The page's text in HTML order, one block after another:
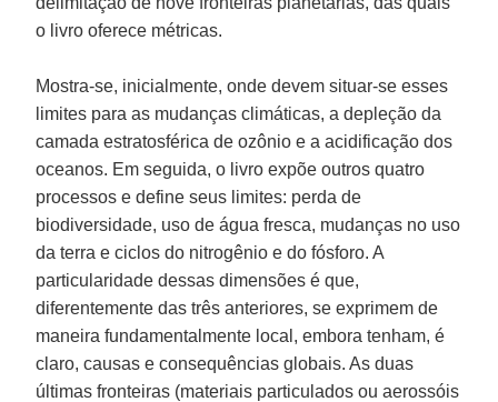
o livro oferece métricas.
Mostra-se, inicialmente, onde devem situar-se esses
limites para as mudanças climáticas, a depleção da
camada estratosférica de ozônio e a acidificação dos
oceanos. Em seguida, o livro expõe outros quatro
processos e define seus limites: perda de
biodiversidade, uso de água fresca, mudanças no uso
da terra e ciclos do nitrogênio e do fósforo. A
particularidade dessas dimensões é que,
diferentemente das três anteriores, se exprimem de
maneira fundamentalmente local, embora tenham, é
claro, causas e consequências globais. As duas
últimas fronteiras (materiais particulados ou aerossóis